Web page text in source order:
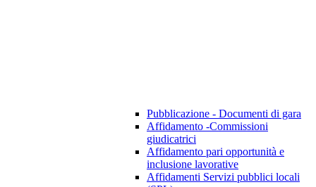
Pubblicazione - Documenti di gara
Affidamento -Commissioni
giudicatrici
Affidamento pari opportunità e
inclusione lavorative
Affidamenti Servizi pubblici locali